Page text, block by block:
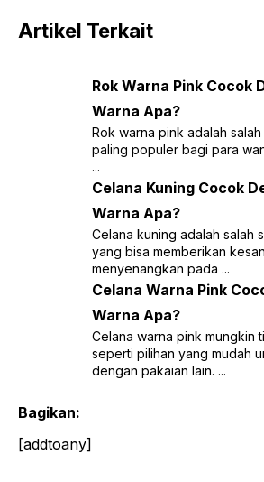
Artikel Terkait
Rok Warna Pink Cocok
Warna Apa?
Rok warna pink adalah
paling populer bagi para
...
Celana Kuning Cocok
Warna Apa?
Celana kuning adalah salah
yang bisa memberikan
menyenangkan pada ...
Celana Warna Pink
Warna Apa?
Celana warna pink mungkin
seperti pilihan yang mudah
dengan pakaian lain. ...
Bagikan:
[addtoany]